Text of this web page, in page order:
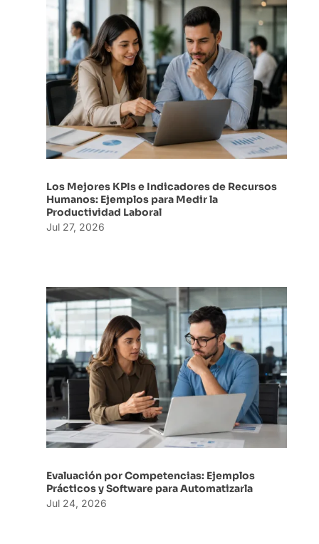
Los Mejores KPIs e Indicadores de Recursos
Humanos: Ejemplos para Medir la
Productividad Laboral
Jul 27, 2026
Evaluación por Competencias: Ejemplos
Prácticos y Software para Automatizarla
Jul 24, 2026